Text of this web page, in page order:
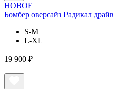
НОВОЕ
Бомбер оверсайз Радикал драйв
S-M
L-XL
19 900 ₽